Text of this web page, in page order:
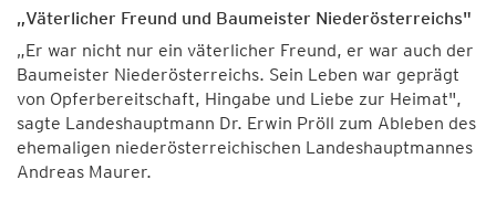
„Väterlicher Freund und Baumeister Niederösterreichs"
„Er war nicht nur ein väterlicher Freund, er war auch der
Baumeister Niederösterreichs. Sein Leben war geprägt
von Opferbereitschaft, Hingabe und Liebe zur Heimat",
sagte Landeshauptmann Dr. Erwin Pröll zum Ableben des
ehemaligen niederösterreichischen Landeshauptmannes
Andreas Maurer.